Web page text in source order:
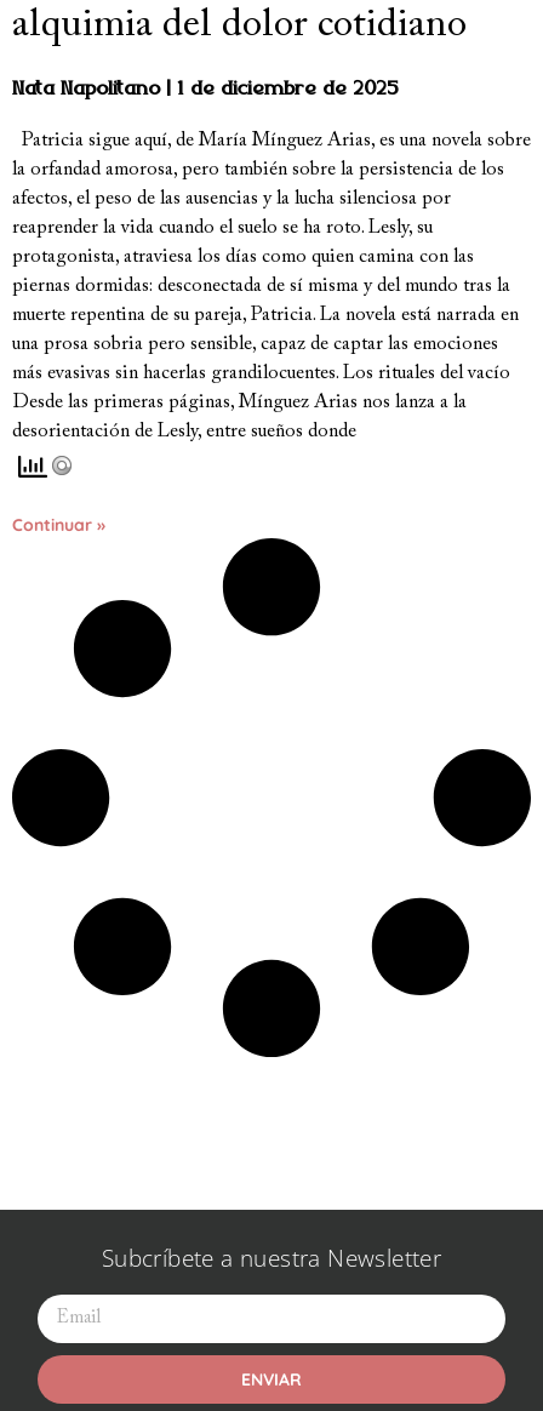
alquimia del dolor cotidiano
Nata Napolitano 1 de diciembre de 2025
Patricia sigue aquí, de María Mínguez Arias, es una novela sobre
la orfandad amorosa, pero también sobre la persistencia de los
afectos, el peso de las ausencias y la lucha silenciosa por
reaprender la vida cuando el suelo se ha roto. Lesly, su
protagonista, atraviesa los días como quien camina con las
piernas dormidas: desconectada de sí misma y del mundo tras la
muerte repentina de su pareja, Patricia. La novela está narrada en
una prosa sobria pero sensible, capaz de captar las emociones
más evasivas sin hacerlas grandilocuentes. Los rituales del vacío
Desde las primeras páginas, Mínguez Arias nos lanza a la
desorientación de Lesly, entre sueños donde
Continuar »
Subcríbete a nuestra Newsletter
ENVIAR